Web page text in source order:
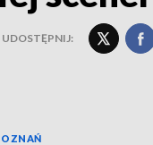
UDOSTĘPNIJ: